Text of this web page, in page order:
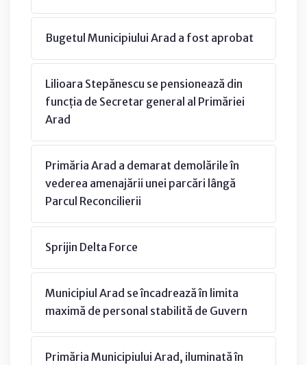
Bugetul Municipiului Arad a fost aprobat
Lilioara Stepănescu se pensionează din
funcția de Secretar general al Primăriei
Arad
Primăria Arad a demarat demolările în
vederea amenajării unei parcări lângă
Parcul Reconcilierii
Sprijin Delta Force
Municipiul Arad se încadrează în limita
maximă de personal stabilită de Guvern
Primăria Municipiului Arad, iluminată în